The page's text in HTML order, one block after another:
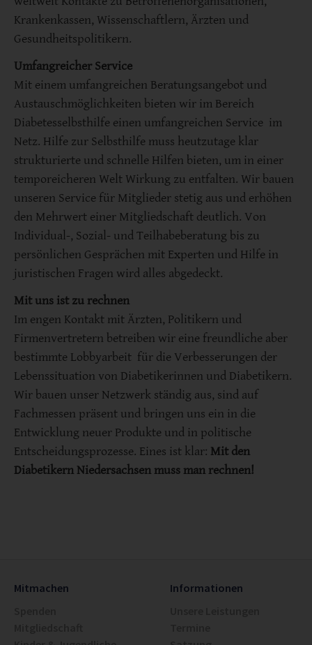
Krankenkassen, Wissenschaftlern, Ärzten und
Gesundheitspolitikern.
Umfangreicher Service
Mit einem umfangreichen Beratungsangebot und
Austauschmöglichkeiten bieten wir im Bereich
Diabetesselbsthilfe einen umfangreichen Service im
Netz. Hilfe zur Selbsthilfe muss heutzutage klar
strukturierte und schnelle Hilfen bieten, um in einer
temporeicheren Welt Wirkung zu entfalten. Wir bauen
unseren Service für Mitglieder stetig aus und erhöhen
den Mehrwert einer Mitgliedschaft deutlich. Von
Individual-, Sozial- und Teilhabeberatung bis zu
persönlichen Gesprächen mit Experten und Hilfe in
juristischen Fragen wird alles abgedeckt.
Mit uns ist zu rechnen
Im engen Kontakt mit Ärzten, Politikern und
Firmenvertretern betreiben wir eine freundliche aber
bestimmte Lobbyarbeit für die Verbesserungen der
Lebenssituation von Diabetikerinnen und Diabetikern.
Wir bauen unser Netzwerk ständig aus, sind auf
Fachmessen präsent und bringen uns ein in die
Entwicklung neuer Produkte und in politische
Entscheidungsprozesse. Eines ist klar: Mit den
Diabetikern Niedersachsen muss man rechnen!
Mitmachen
Informationen